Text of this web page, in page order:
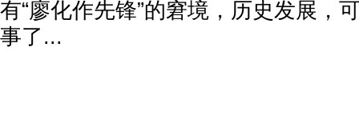
有“廖化作先锋”的窘境，历史发展，
事了...